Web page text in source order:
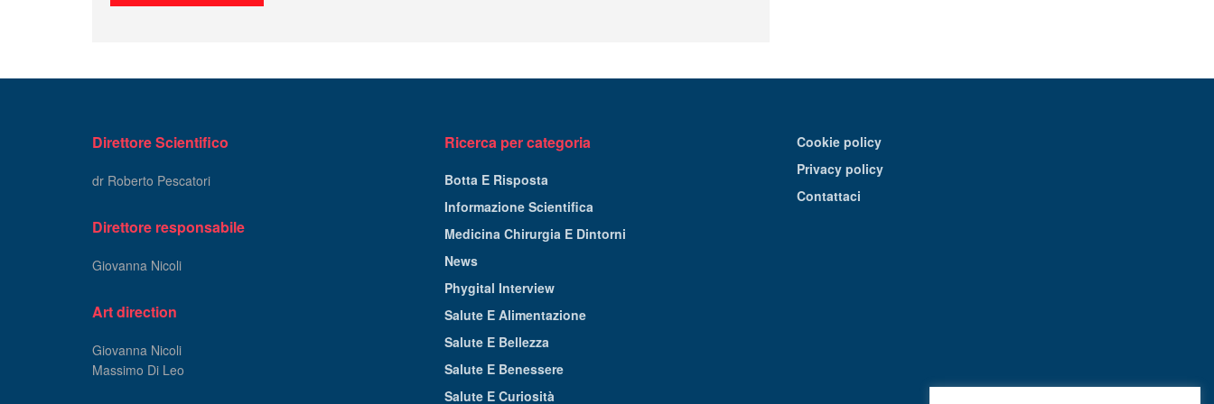
Direttore Scientifico
dr Roberto Pescatori
Direttore responsabile
Giovanna Nicoli
Art direction
Giovanna Nicoli
Massimo Di Leo
Ricerca per categoria
Botta E Risposta
Informazione Scientifica
Medicina Chirurgia E Dintorni
News
Phygital Interview
Salute E Alimentazione
Salute E Bellezza
Salute E Benessere
Salute E Curiosità
Cookie policy
Privacy policy
Contattaci